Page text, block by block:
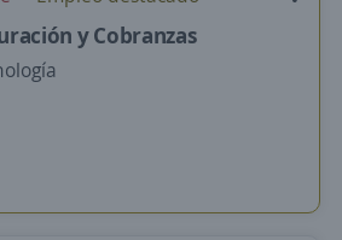
y Cobranzas